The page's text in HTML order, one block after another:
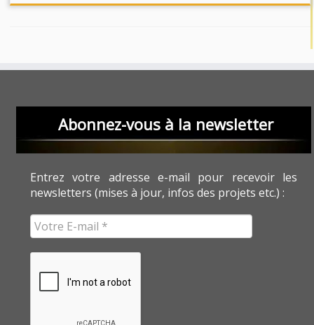
Abonnez-vous à la newsletter
Entrez votre adresse e-mail pour recevoir les
newsletters (mises à jour, infos des projets etc.) :